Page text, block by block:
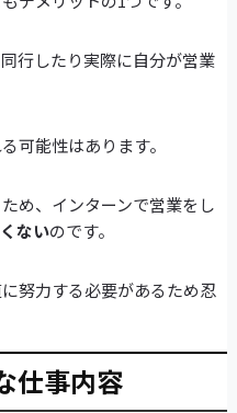
行したり実際に自分が営業
可能性はあります。
め、インターンで営業をし
ないのです。
努力する必要があるため忍
仕事内容